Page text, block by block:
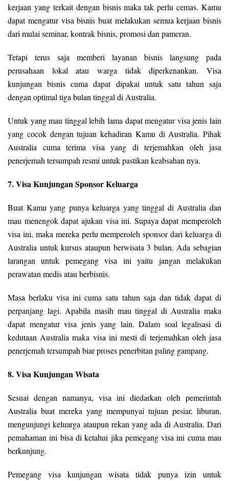
kerjaan yang terkait dengan bisnis maka tak perlu cemas. Kamu
dapat mengatur visa bisnis buat melakukan semua kerjaan bisnis
dari mulai seminar, kontrak bisnis, promosi dan pameran.
Tetapi terus saja memberi layanan bisnis langsung pada
perusahaan lokal atau warga tidak diperkenankan. Visa
kunjungan bisnis cuma dapat dipakai untuk satu tahun saja
dengan optimal tiga bulan tinggal di Australia.
Untuk yang mau tinggal lebih lama dapat mengatur visa jenis lain
yang cocok dengan tujuan kehadiran Kamu di Australia. Pihak
Australia cuma terima visa yang di terjemahkan oleh jasa
penerjemah tersumpah resmi untuk pastikan keabsahan nya.
7. Visa Kunjungan Sponsor Keluarga
Buat Kamu yang punya keluarga yang tinggal di Australia dan
mau menengok dapat ajukan visa ini. Supaya dapat memperoleh
visa ini, maka mereka perlu memperoleh sponsor dari keluarga di
Australia untuk kursus ataupun berwisata 3 bulan. Ada sebagian
larangan untuk pemegang visa ini yaitu jangan melakukan
perawatan medis atau berbisnis.
Masa berlaku visa ini cuma satu tahun saja dan tidak dapat di
perpanjang lagi. Apabila masih mau tinggal di Australia maka
dapat mengatur visa jenis yang lain. Dalam soal legalisasi di
kedutaan Australia maka visa ini mesti di terjemahkan oleh jasa
penerjemah tersumpah biar proses penerbitan paling gampang.
8. Visa Kunjungan Wisata
Sesuai dengan namanya, visa ini diedarkan oleh pemerintah
Australia buat mereka yang mempunyai tujuan pesiar, liburan,
mengunjungi keluarga ataupun rekan yang ada di Australia. Dari
pemahaman ini bisa di ketahui jika pemegang visa ini cuma mau
berkunjung.
Pemegang visa kunjungan wisata tidak punya izin untuk